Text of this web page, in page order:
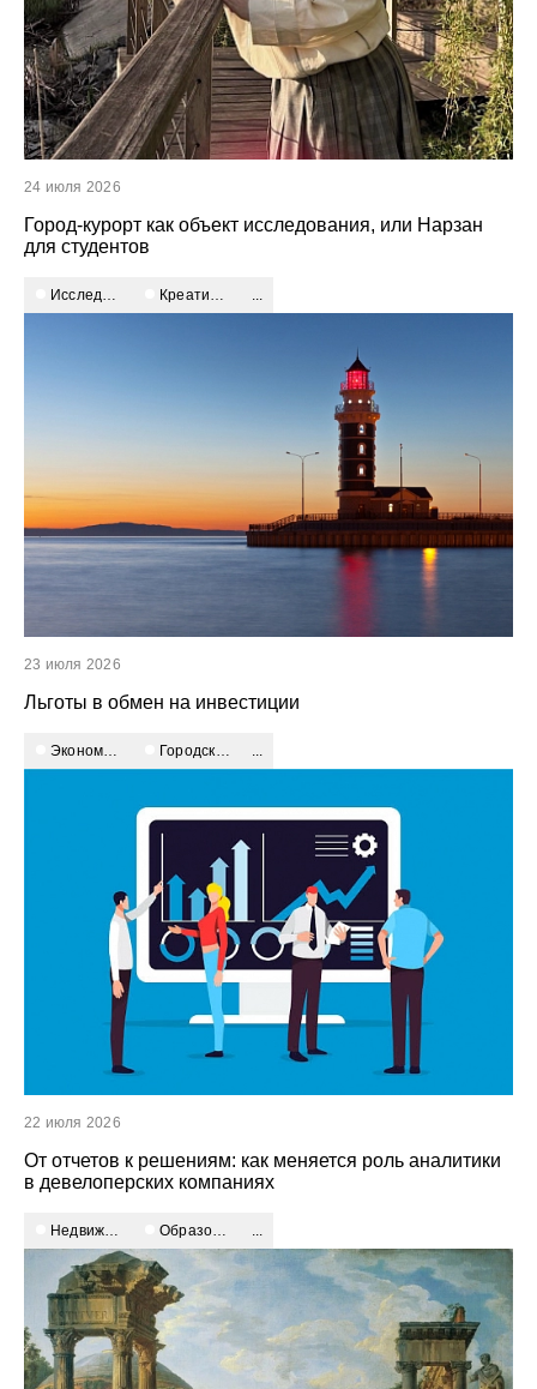
24 июля 2026
Город-курорт как объект исследования, или Нарзан
для студентов
Исследование креативные индустрии ...
23 июля 2026
Льготы в обмен на инвестиции
экономика городское развитие ...
22 июля 2026
От отчетов к решениям: как меняется роль аналитики
в девелоперских компаниях
недвижимость и девелопмент Образование ...